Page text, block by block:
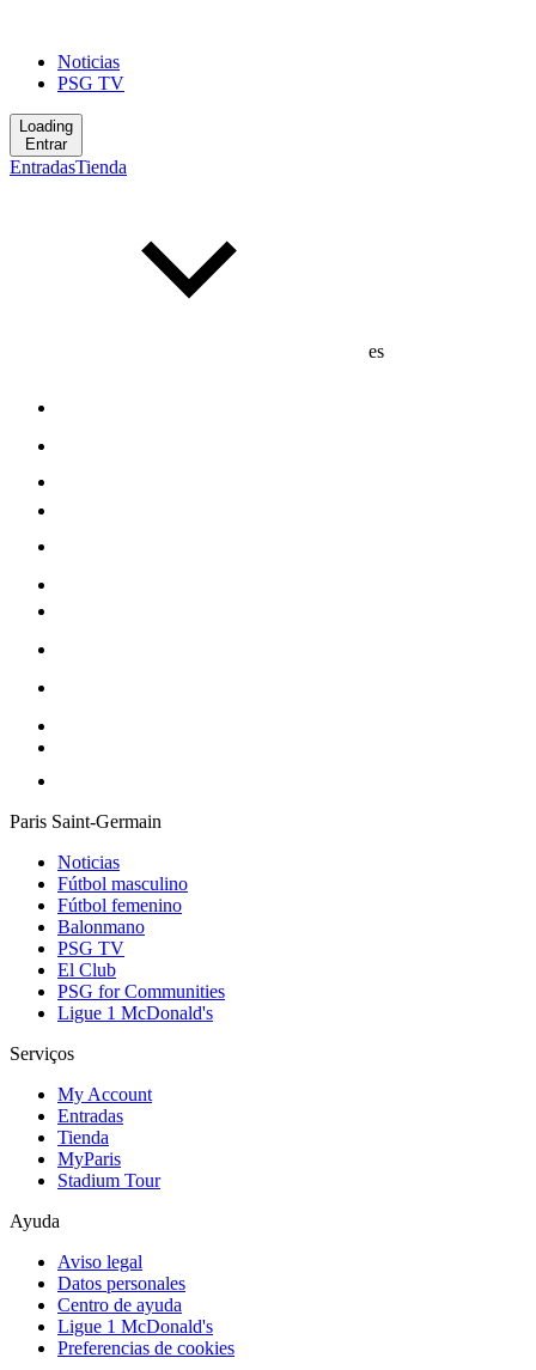
Noticias
PSG TV
Loading
Entrar
EntradasTienda
es
Paris Saint-Germain
Noticias
Fútbol masculino
Fútbol femenino
Balonmano
PSG TV
El Club
PSG for Communities
Ligue 1 McDonald's
Serviços
My Account
Entradas
Tienda
MyParis
Stadium Tour
Ayuda
Aviso legal
Datos personales
Centro de ayuda
Ligue 1 McDonald's
Preferencias de cookies